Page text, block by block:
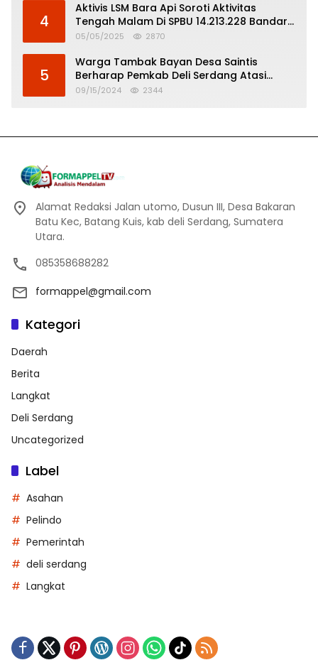
4
Aktivis LSM Bara Api Soroti Aktivitas
Tengah Malam Di SPBU 14.213.228 Bandar
Tinggi
05/05/2025 2870
5
Warga Tambak Bayan Desa Saintis
Berharap Pemkab Deli Serdang Atasi
Banjir
09/15/2024 2344
Alamat Redaksi Jalan utomo, Dusun III, Desa Bakaran
Batu Kec, Batang Kuis, kab deli Serdang, Sumatera
Utara.
085358688282
formappel@gmail.com
Kategori
Daerah
Berita
Langkat
Deli Serdang
Uncategorized
Label
Asahan
Pelindo
Pemerintah
deli serdang
Langkat